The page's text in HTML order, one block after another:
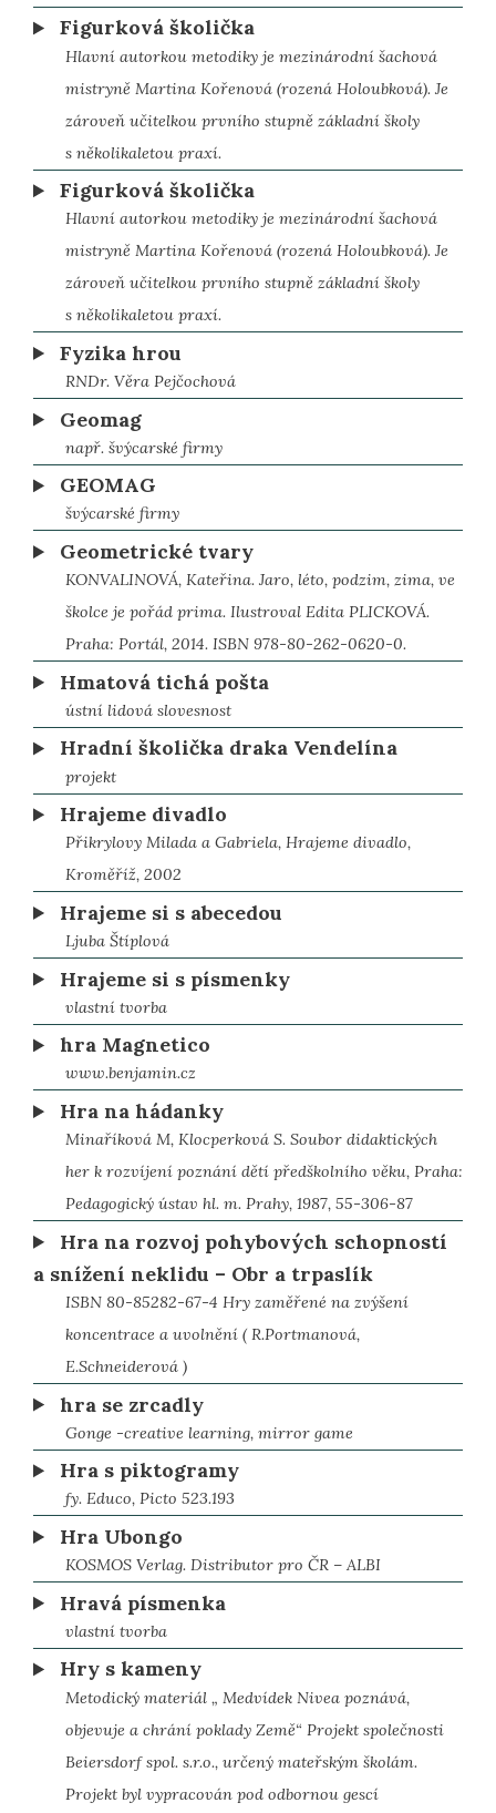
Figurková školička
Hlavní autorkou metodiky je mezinárodní šachová
mistryně Martina Kořenová (rozená Holoubková). Je
zároveň učitelkou prvního stupně základní školy
s několikaletou praxí.
Figurková školička
Hlavní autorkou metodiky je mezinárodní šachová
mistryně Martina Kořenová (rozená Holoubková). Je
zároveň učitelkou prvního stupně základní školy
s několikaletou praxí.
Fyzika hrou
RNDr. Věra Pejčochová
Geomag
např. švýcarské firmy
GEOMAG
švýcarské firmy
Geometrické tvary
KONVALINOVÁ, Kateřina. Jaro, léto, podzim, zima, ve
školce je pořád prima. Ilustroval Edita PLICKOVÁ.
Praha: Portál, 2014. ISBN 978-80-262-0620-0.
Hmatová tichá pošta
ústní lidová slovesnost
Hradní školička draka Vendelína
projekt
Hrajeme divadlo
Přikrylovy Milada a Gabriela, Hrajeme divadlo,
Kroměříž, 2002
Hrajeme si s abecedou
Ljuba Štíplová
Hrajeme si s písmenky
vlastní tvorba
hra Magnetico
www.benjamin.cz
Hra na hádanky
Minaříková M, Klocperková S. Soubor didaktických
her k rozvíjení poznání dětí předškolního věku, Praha:
Pedagogický ústav hl. m. Prahy, 1987, 55-306-87
Hra na rozvoj pohybových schopností
a snížení neklidu – Obr a trpaslík
ISBN 80-85282-67-4 Hry zaměřené na zvýšení
koncentrace a uvolnění ( R.Portmanová,
E.Schneiderová )
hra se zrcadly
Gonge -creative learning, mirror game
Hra s piktogramy
fy. Educo, Picto 523.193
Hra Ubongo
KOSMOS Verlag. Distributor pro ČR – ALBI
Hravá písmenka
vlastní tvorba
Hry s kameny
Metodický materiál „ Medvídek Nivea poznává,
objevuje a chrání poklady Země“ Projekt společnosti
Beiersdorf spol. s.r.o., určený mateřským školám.
Projekt byl vypracován pod odbornou gescí